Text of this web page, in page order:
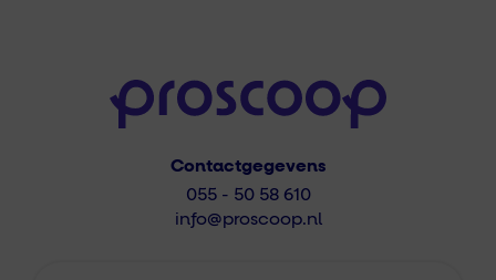
Contactgegevens
055 - 50 58 610
info@proscoop.nl